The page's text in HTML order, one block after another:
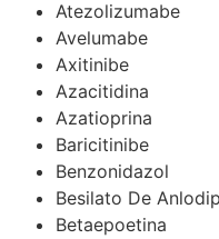
Atezolizumabe
Avelumabe
Axitinibe
Azacitidina
Azatioprina
Baricitinibe
Benzonidazol
Besilato De
Betaepoetina